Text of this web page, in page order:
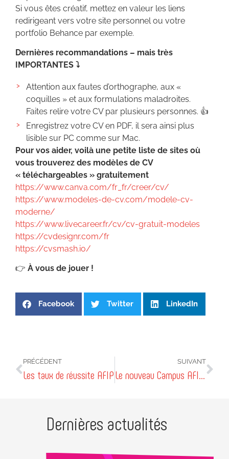
Si vous êtes créatif, mettez en valeur les liens
redirigeant vers votre site personnel ou votre
portfolio Behance par exemple.
Dernières recommandations – mais très
IMPORTANTES ⤵️
Attention aux fautes d’orthographe, aux «
coquilles » et aux formulations maladroites.
Faites relire votre CV par plusieurs personnes. 👍
Enregistrez votre CV en PDF, il sera ainsi plus
lisible sur PC comme sur Mac.
Pour vos aider, voilà une petite liste de sites où
vous trouverez des modèles de CV
« téléchargeables » gratuitement
https://www.canva.com/fr_fr/creer/cv/
https://www.modeles-de-cv.com/modele-cv-
moderne/
https://www.livecareer.fr/cv/cv-gratuit-modeles
https://cvdesignr.com/fr
https://cvsmash.io/
👉 À vous de jouer !
Facebook Twitter LinkedIn
PRÉCÉDENT
Les taux de réussite AFIP
SUIVANT
Dernières actualités